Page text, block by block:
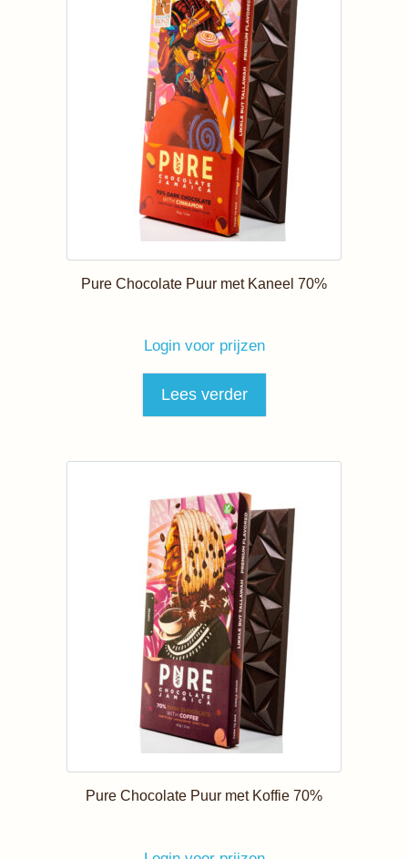
Pure Chocolate Puur met Kaneel 70%
Login voor prijzen
Lees verder
Pure Chocolate Puur met Koffie 70%